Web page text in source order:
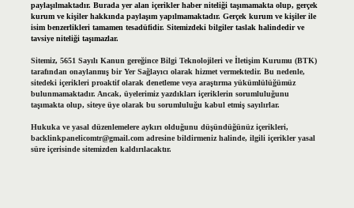
paylaşılmaktadır. Burada yer alan içerikler haber niteliği taşımamakta olup, gerçek
kurum ve kişiler hakkında paylaşım yapılmamaktadır. Gerçek kurum ve kişiler ile
isim benzerlikleri tamamen tesadüfidir. Sitemizdeki bilgiler taslak halindedir ve
tavsiye niteliği taşımazlar.
Sitemiz, 5651 Sayılı Kanun gereğince Bilgi Teknolojileri ve İletişim Kurumu (BTK)
tarafından onaylanmış bir Yer Sağlayıcı olarak hizmet vermektedir. Bu nedenle,
sitedeki içerikleri proaktif olarak denetleme veya araştırma yükümlülüğümüz
bulunmamaktadır. Ancak, üyelerimiz yazdıkları içeriklerin sorumluluğunu
taşımakta olup, siteye üye olarak bu sorumluluğu kabul etmiş sayılırlar.
Hukuka ve yasal düzenlemelere aykırı olduğunu düşündüğünüz içerikleri,
backlinkpanelicomtr@gmail.comadresine bildirmeniz halinde, ilgili içerikler yasal
süre içerisinde sitemizden kaldırılacaktır.